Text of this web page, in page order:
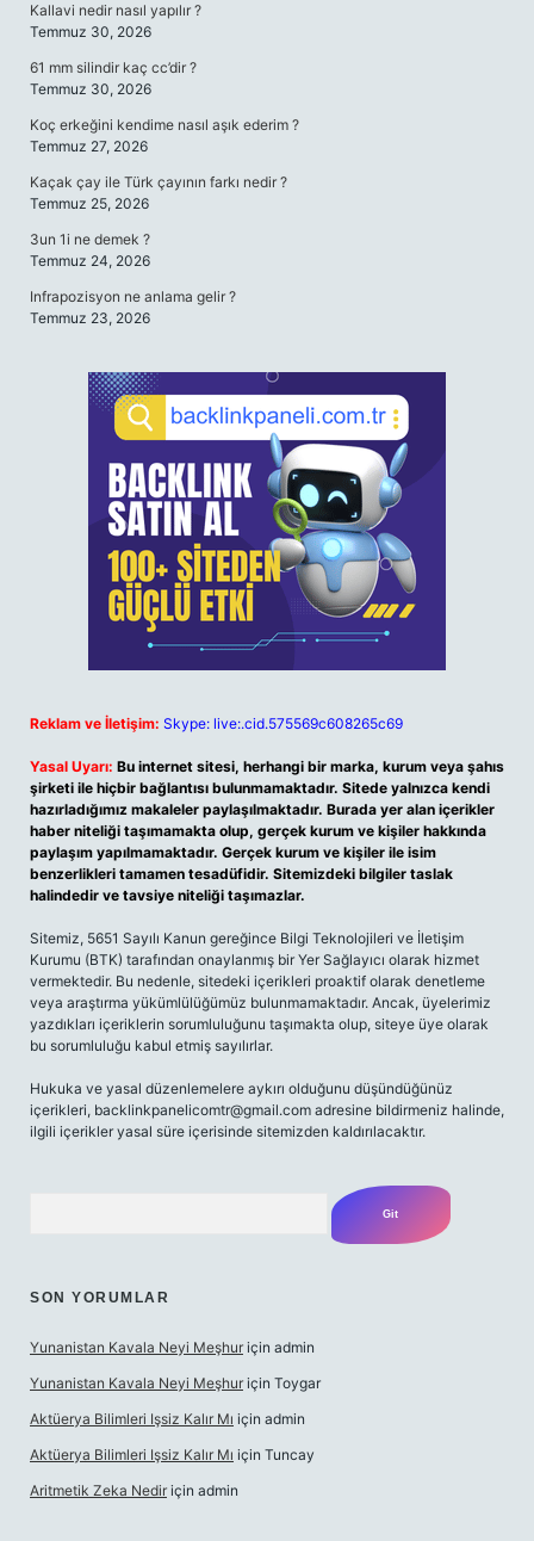
Kallavi nedir nasıl yapılır ?
Temmuz 30, 2026
61 mm silindir kaç cc’dir ?
Temmuz 30, 2026
Koç erkeğini kendime nasıl aşık ederim ?
Temmuz 27, 2026
Kaçak çay ile Türk çayının farkı nedir ?
Temmuz 25, 2026
3un 1i ne demek ?
Temmuz 24, 2026
Infrapozisyon ne anlama gelir ?
Temmuz 23, 2026
Reklam ve İletişim: Skype: live:.cid.575569c608265c69
Yasal Uyarı: Bu internet sitesi, herhangi bir marka, kurum veya şahıs
şirketi ile hiçbir bağlantısı bulunmamaktadır. Sitede yalnızca kendi
hazırladığımız makaleler paylaşılmaktadır. Burada yer alan içerikler
haber niteliği taşımamakta olup, gerçek kurum ve kişiler hakkında
paylaşım yapılmamaktadır. Gerçek kurum ve kişiler ile isim
benzerlikleri tamamen tesadüfidir. Sitemizdeki bilgiler taslak
halindedir ve tavsiye niteliği taşımazlar.
Sitemiz, 5651 Sayılı Kanun gereğince Bilgi Teknolojileri ve İletişim
Kurumu (BTK) tarafından onaylanmış bir Yer Sağlayıcı olarak hizmet
vermektedir. Bu nedenle, sitedeki içerikleri proaktif olarak denetleme
veya araştırma yükümlülüğümüz bulunmamaktadır. Ancak, üyelerimiz
yazdıkları içeriklerin sorumluluğunu taşımakta olup, siteye üye olarak
bu sorumluluğu kabul etmiş sayılırlar.
Hukuka ve yasal düzenlemelere aykırı olduğunu düşündüğünüz
içerikleri, backlinkpanelicomtr@gmail.com adresine bildirmeniz halinde,
ilgili içerikler yasal süre içerisinde sitemizden kaldırılacaktır.
SON YORUMLAR
Yunanistan Kavala Neyi Meşhur için admin
Yunanistan Kavala Neyi Meşhur için Toygar
Aktüerya Bilimleri Işsiz Kalır Mı için admin
Aktüerya Bilimleri Işsiz Kalır Mı için Tuncay
Aritmetik Zeka Nedir için admin